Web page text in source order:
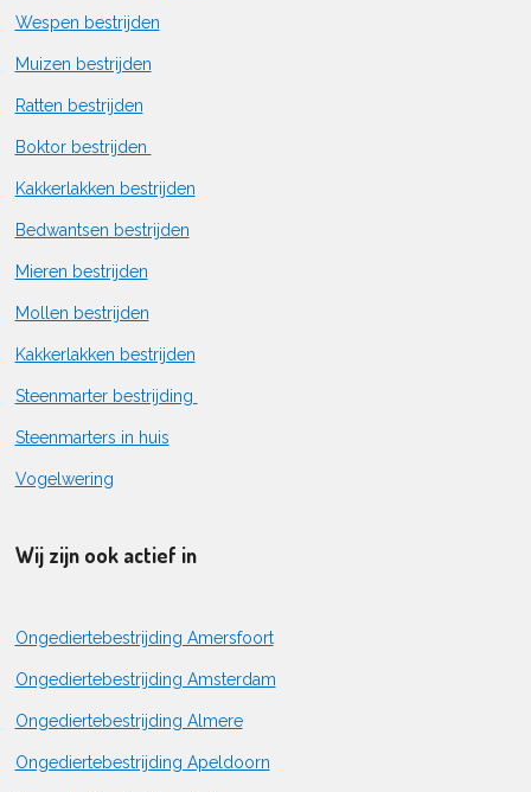
Wespen bestrijden
Muizen bestrijden
Ratten bestrijden
Boktor bestrijden
Kakkerlakken bestrijden
Bedwantsen bestrijden
Mieren bestrijden
Mollen bestrijden
Kakkerlakken bestrijden
Steenmarter bestrijding
Steenmarters in huis
Vogelwering
Wij zijn ook actief in
Ongediertebestrijding Amersfoort
Ongediertebestrijding Amsterdam
Ongediertebestrijding Almere
Ongediertebestrijding Apeldoorn